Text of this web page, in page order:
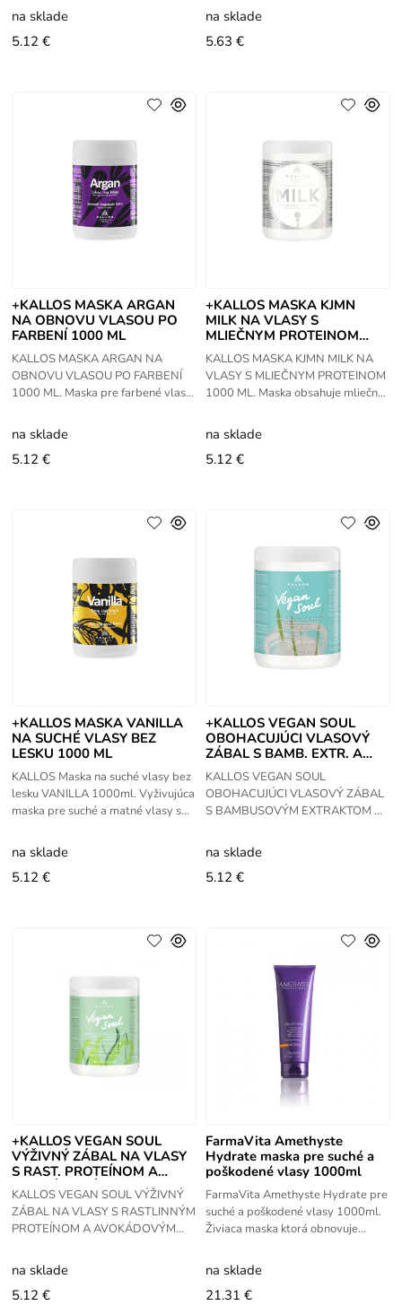
na sklade
5.12 €
starostlivosť o vlasy pred
umývaním vlasov.
na sklade
5.63 €
+KALLOS MASKA ARGAN
NA OBNOVU VLASOU PO
FARBENÍ 1000 ML
KALLOS MASKA ARGAN NA
OBNOVU VLASOU PO FARBENÍ
1000 ML. Maska pre farbené vlasy
vlasy. Arganová maska pre farbené
vlasy
na sklade
5.12 €
+KALLOS MASKA KJMN
MILK NA VLASY S
MLIEČNYM PROTEINOM
1000 ML
KALLOS MASKA KJMN MILK NA
VLASY S MLIEČNYM PROTEINOM
1000 ML. Maska obsahuje mliečne
celkovú štruktúru vlasov. Vďaka
maske
na sklade
5.12 €
+KALLOS MASKA VANILLA
NA SUCHÉ VLASY BEZ
LESKU 1000 ML
KALLOS Maska na suché vlasy bez
lesku VANILLA 1000ml. Vyživujúca
maska pre suché a matné vlasy s
hydratuje a regeneruje. Vďaka
na sklade
5.12 €
+KALLOS VEGAN SOUL
OBOHACUJÚCI VLASOVÝ
ZÁBAL S BAMB. EXTR. A
KOKOS. OLEJOM 1000ML
KALLOS VEGAN SOUL
OBOHACUJÚCI VLASOVÝ ZÁBAL
S BAMBUSOVÝM EXTRAKTOM A
JEMNÉ VLASY 1000ML. Špeciálne
zloženie bohatého vlasového
zábalu
na sklade
5.12 €
+KALLOS VEGAN SOUL
VÝŽIVNÝ ZÁBAL NA VLASY
S RAST. PROTEÍNOM A
AVOKÁDOVÝM OLEJOM
1000ML
KALLOS VEGAN SOUL VÝŽIVNÝ
ZÁBAL NA VLASY S RASTLINNÝM
PROTEÍNOM A AVOKÁDOVÝM
proteín na posilnenie vlasov,
extrakt z morských rias,
na sklade
5.12 €
FarmaVita Amethyste
Hydrate maska pre suché a
poškodené vlasy 1000ml
FarmaVita Amethyste Hydrate pre
suché a poškodené vlasy 1000ml.
Živiaca maska ktorá obnovuje
veľa aktívnych prvkov, urobí
na sklade
21.31 €